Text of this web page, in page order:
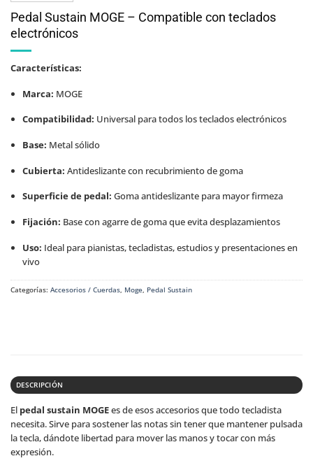
Pedal Sustain MOGE – Compatible con teclados
electrónicos
Características:
Marca: MOGE
Compatibilidad: Universal para todos los teclados electrónicos
Base: Metal sólido
Cubierta: Antideslizante con recubrimiento de goma
Superficie de pedal: Goma antideslizante para mayor firmeza
Fijación: Base con agarre de goma que evita desplazamientos
Uso: Ideal para pianistas, tecladistas, estudios y presentaciones en
vivo
Categorías: Accesorios / Cuerdas, Moge, Pedal Sustain
DESCRIPCIÓN
El pedal sustain MOGEes de esos accesorios que todo tecladista
necesita. Sirve para sostener las notas sin tener que mantener pulsada
la tecla, dándote libertad para mover las manos y tocar con más
expresión.